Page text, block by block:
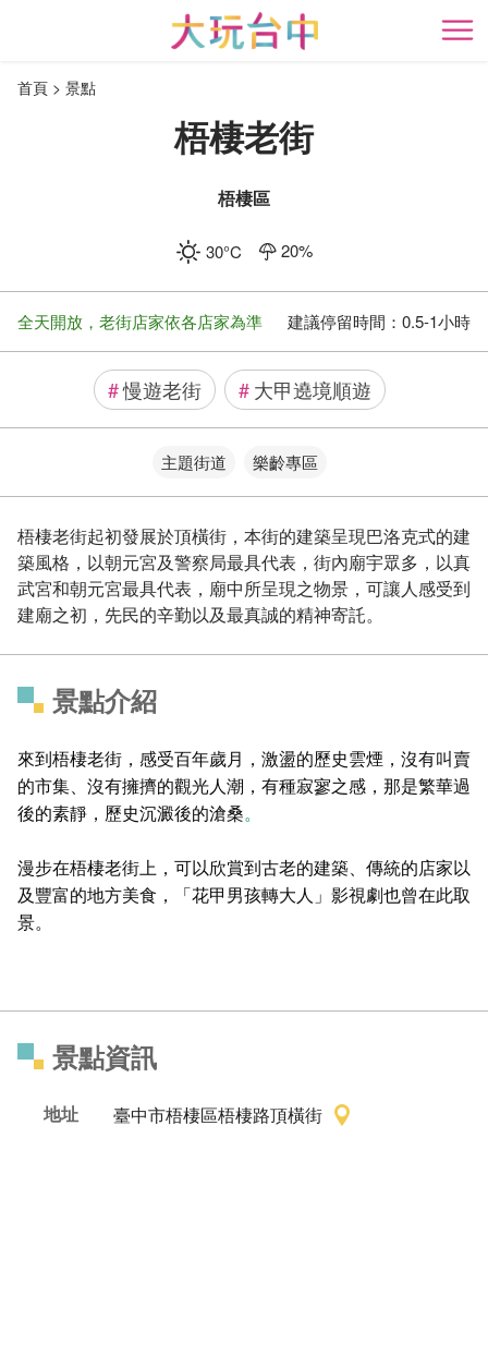
開
首頁 景點
梧棲老街
梧棲區
30°C 20%
全天開放，老街店家依各店家為準 建議停留時間： 0.5-1小時
#慢遊老街 #大甲遶境順遊
主題街道 樂齡專區
梧棲老街起初發展於頂橫街，本街的建築呈現巴洛克式的建
築風格，以朝元宮及警察局最具代表，街內廟宇眾多，以真
武宮和朝元宮最具代表，廟中所呈現之物景，可讓人感受到
建廟之初，先民的辛勤以及最真誠的精神寄託。
景點介紹
來到梧棲老街，感受百年歲月，激盪的歷史雲煙，沒有叫賣
的市集、沒有擁擠的觀光人潮，有種寂寥之感，那是繁華過
後的素靜，歷史沉澱後的滄桑。
漫步在梧棲老街上，可以欣賞到古老的建築、傳統的店家以
及豐富的地方美食，「花甲男孩轉大人」影視劇也曾在此取
景。
景點資訊
地址 臺中市梧棲區梧棲路頂橫街